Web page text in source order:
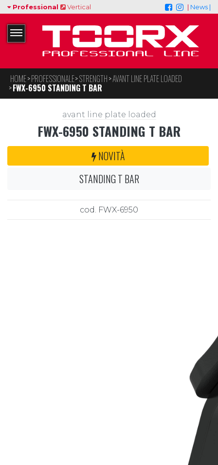
Professional Vertical | News |
HOME PROFESSIONALE STRENGTH AVANT LINE PLATE LOADED
FWX-6950 STANDING T BAR
avant line plate loaded
FWX-6950 STANDING T BAR
NOVITÀ
STANDING T BAR
cod. FWX-6950